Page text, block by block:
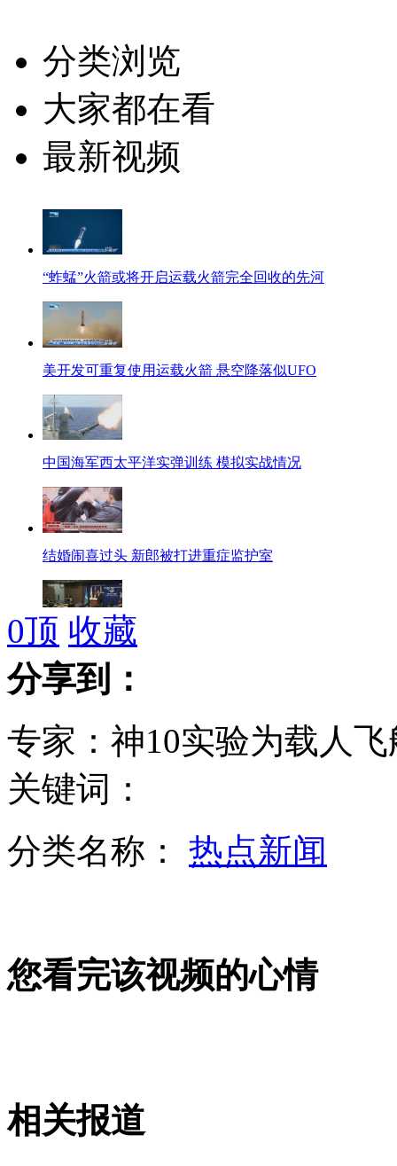
分类浏览
大家都在看
最新视频
“蚱蜢”火箭或将开启运载火箭完全回收的先河
美开发可重复使用运载火箭 悬空降落似UFO
中国海军西太平洋实弹训练 模拟实战情况
结婚闹喜过头 新郎被打进重症监护室
韩国防部：将制定核遏制战略 应对"核威胁"
成都一步行街只许停400以上豪车
疯狂别克连撞10多辆车 肇事司机曾吸食冰毒
海南三亚打造超级游艇服务基地
0顶 收藏
分享到：
专家：神10实验为载人
关键词：
分类名称： 热点新闻
您看完该视频的心情
相关报道